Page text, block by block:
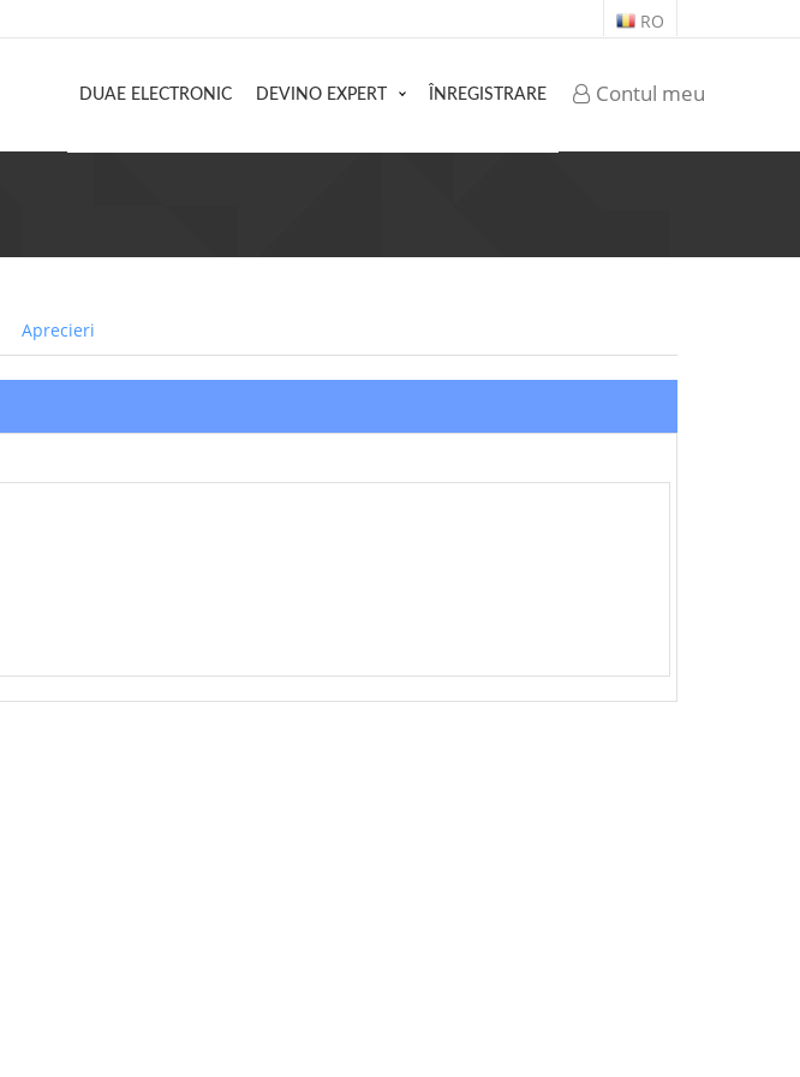
RO
Contul meu
DUAE ELECTRONIC DEVINO EXPERT ÎNREGISTRARE
Aprecieri